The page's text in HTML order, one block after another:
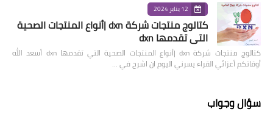
12 يناير 2024
كتالوج منتجات شركة dxn |أنواع المنتجات الصحية
التي تقدمها dxn
كتالوج منتجات شركة dxn |أنواع المنتجات الصحية التي تقدمها dxn أسعد الله
أوقاتكم أعزائي القراء يسرني اليوم ان اشرح في …
سؤال وجواب